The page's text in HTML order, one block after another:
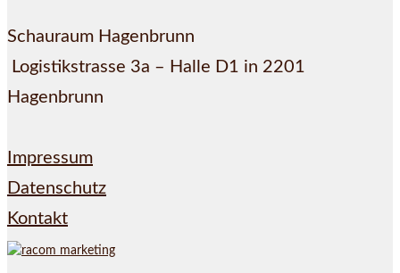
Schauraum Hagenbrunn
Logistikstrasse 3a – Halle D1 in 2201
Hagenbrunn
Impressum
Datenschutz
Kontakt